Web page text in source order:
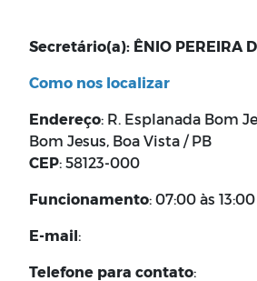
Secretário(a): ÊNIO PEREIRA
Como nos localizar
Endereço: R. Esplanada Bom
Bom Jesus, Boa Vista / PB
CEP: 58123-000
Funcionamento: 07:00 às 13:00
E-mail:
Telefone para contato: